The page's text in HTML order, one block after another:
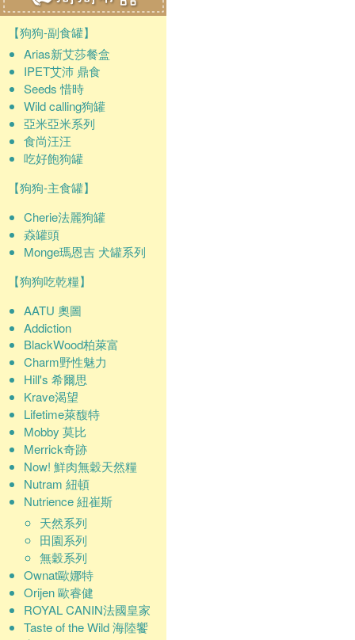
【狗狗-副食罐】
Arias新艾莎餐盒
IPET艾沛 鼎食
Seeds 惜時
Wild calling狗罐
亞米亞米系列
食尚汪汪
吃好飽狗罐
【狗狗-主食罐】
Cherie法麗狗罐
猋罐頭
Monge瑪恩吉 犬罐系列
【狗狗吃乾糧】
AATU 奧圖
Addiction
BlackWood柏萊富
Charm野性魅力
Hill's 希爾思
Krave渴望
Lifetime萊馥特
Mobby 莫比
Merrick奇跡
Now! 鮮肉無穀天然糧
Nutram 紐頓
Nutrience 紐崔斯
天然系列
田園系列
無穀系列
Ownat歐娜特
Orijen 歐睿健
ROYAL CANIN法國皇家
Taste of the Wild 海陸饗